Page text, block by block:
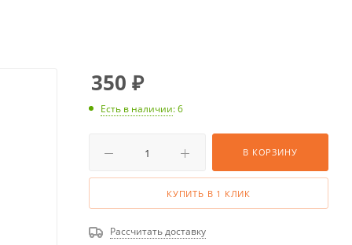
350 ₽
Есть в наличии: 6
В КОРЗИНУ
КУПИТЬ В 1 КЛИК
Рассчитать доставку